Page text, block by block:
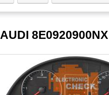
AUDI 8E0920900NX Bosch
AUDI